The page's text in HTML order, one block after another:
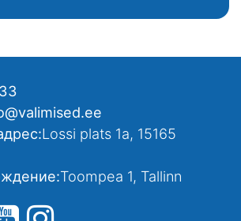
Lossi plats 1a, 15165
Toompea 1, Tallinn